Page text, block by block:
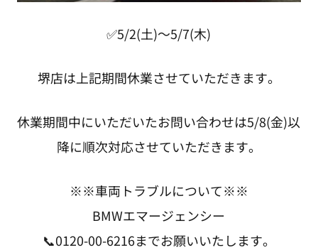
✅5/2(土)～5/7(木)
堺店は上記期間休業させていただきます。
休業期間中にいただいたお問い合わせは5/8(金)以
降に順次対応させていただきます。
※※車両トラブルについて※※
BMWエマージェンシー
📞0120-00-6216までお願いいたします。